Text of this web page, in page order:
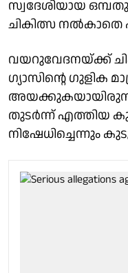
സ്വദേശിയായ
ചികിത്സ നൽകാതെ
വയറുവേദനയ്ക്ക്
ഗ്യാസിൻ്റെ ഗുളിക
തുടർന്ന് എത്തിയ
നിഷേധിച്ചെന്നും